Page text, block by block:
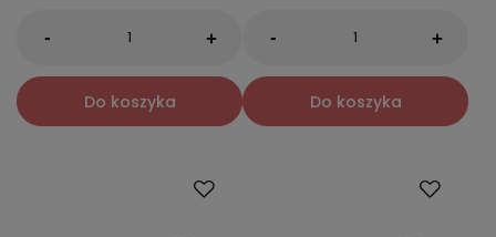
- +
Do koszyka
- +
Do koszyka